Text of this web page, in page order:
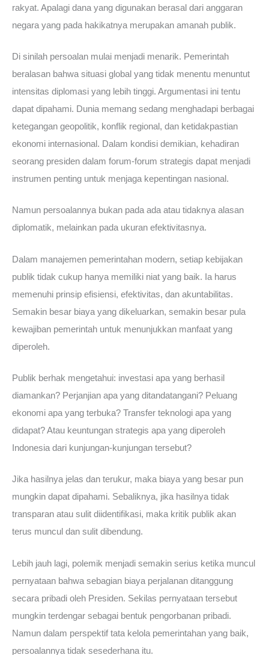
rakyat. Apalagi dana yang digunakan berasal dari anggaran
negara yang pada hakikatnya merupakan amanah publik.
Di sinilah persoalan mulai menjadi menarik. Pemerintah
beralasan bahwa situasi global yang tidak menentu menuntut
intensitas diplomasi yang lebih tinggi. Argumentasi ini tentu
dapat dipahami. Dunia memang sedang menghadapi berbagai
ketegangan geopolitik, konflik regional, dan ketidakpastian
ekonomi internasional. Dalam kondisi demikian, kehadiran
seorang presiden dalam forum-forum strategis dapat menjadi
instrumen penting untuk menjaga kepentingan nasional.
Namun persoalannya bukan pada ada atau tidaknya alasan
diplomatik, melainkan pada ukuran efektivitasnya.
Dalam manajemen pemerintahan modern, setiap kebijakan
publik tidak cukup hanya memiliki niat yang baik. Ia harus
memenuhi prinsip efisiensi, efektivitas, dan akuntabilitas.
Semakin besar biaya yang dikeluarkan, semakin besar pula
kewajiban pemerintah untuk menunjukkan manfaat yang
diperoleh.
Publik berhak mengetahui: investasi apa yang berhasil
diamankan? Perjanjian apa yang ditandatangani? Peluang
ekonomi apa yang terbuka? Transfer teknologi apa yang
didapat? Atau keuntungan strategis apa yang diperoleh
Indonesia dari kunjungan-kunjungan tersebut?
Jika hasilnya jelas dan terukur, maka biaya yang besar pun
mungkin dapat dipahami. Sebaliknya, jika hasilnya tidak
transparan atau sulit diidentifikasi, maka kritik publik akan
terus muncul dan sulit dibendung.
Lebih jauh lagi, polemik menjadi semakin serius ketika muncul
pernyataan bahwa sebagian biaya perjalanan ditanggung
secara pribadi oleh Presiden. Sekilas pernyataan tersebut
mungkin terdengar sebagai bentuk pengorbanan pribadi.
Namun dalam perspektif tata kelola pemerintahan yang baik,
persoalannya tidak sesederhana itu.